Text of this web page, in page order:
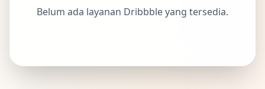
Belum ada layanan Dribbble yang tersedia.